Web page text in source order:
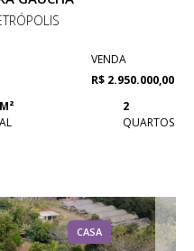
VENDA
R$ 2.950.000,00
2
QUARTOS
CASA